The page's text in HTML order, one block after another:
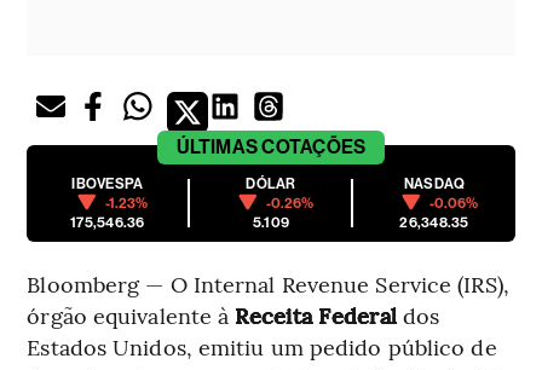
ÚLTIMASCOTAÇÕES
IBOVESPA
-1.23%
175,546.36
DÓLAR
-0.26%
5.109
NASDAQ
-0.06%
26,348.35
Bloomberg — O Internal Revenue Service (IRS),
órgão equivalente à Receita Federal dos
Estados Unidos, emitiu um pedido público de